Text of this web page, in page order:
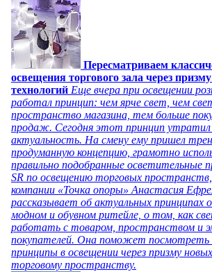
Пересматриваем
освещения торгового зала через
технологий Еще вчера при освещении
работал принцип: чем ярче свет, чем
пространство магазина, тем больше
продаж. Сегодня этот принцип утратил
актуальность. На смену ему пришел
продуманную концепцию, грамотно
правильно подобранные осветительные
SR по освещению торговых
компании «Точка опоры» Анастасия
рассказывает об актуальных принципах
модном и обувном ритейле, о том, как
работать с товаром, пространством и
покупателей. Она поможет посмотреть
принципы в освещении через призму
торговому пространству.